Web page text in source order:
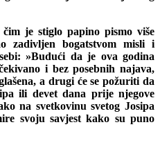
je stiglo papino pismo više
zadivljen bogatstvom misli i
»Budući da je ova godina
i bez posebnih najava,
a drugi će se požuriti da
ili devet dana prije njegove
na svetkovinu svetog Josipa
svoju savjest kako su puno